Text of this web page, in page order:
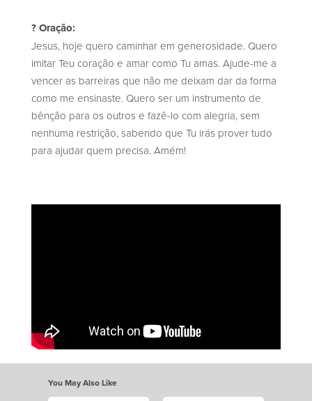
? Oração:
Jesus, hoje quero caminhar em generosidade. Quero
imitar Teu coração e amar como Tu amas. Ajude-me a
vencer as barreiras que não me deixam dar da forma
como me ensinaste. Quero ser um instrumento de
bênção para os outros e fazê-lo com alegria, sem
nenhuma restrição, sabendo que Tu irás prover tudo
para ajudar quem precisa. Amém!
You May Also Like